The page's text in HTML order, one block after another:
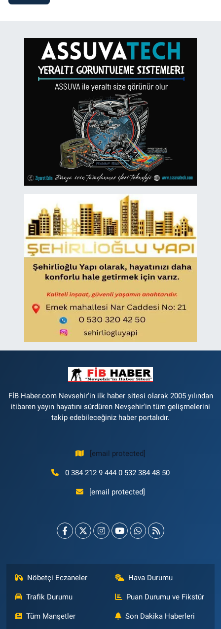
FİB Haber.com Nevsehir'in ilk haber sitesi olarak 2005 yılından
itibaren yayın hayatını sürdüren Nevşehir'in tüm gelişmelerini
takip edebileceğiniz haber portalıdır.
[email protected]
0 384 212 9 444 0 532 384 48 50
[email protected]
Nöbetçi Eczaneler Hava Durumu
Trafik Durumu Puan Durumu ve Fikstür
Tüm Manşetler Son Dakika Haberleri